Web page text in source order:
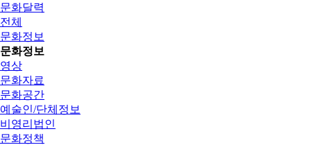
문화달력
전체
문화정보
문화정보
영상
문화자료
문화공간
예술인/단체정보
비영리법인
문화정책